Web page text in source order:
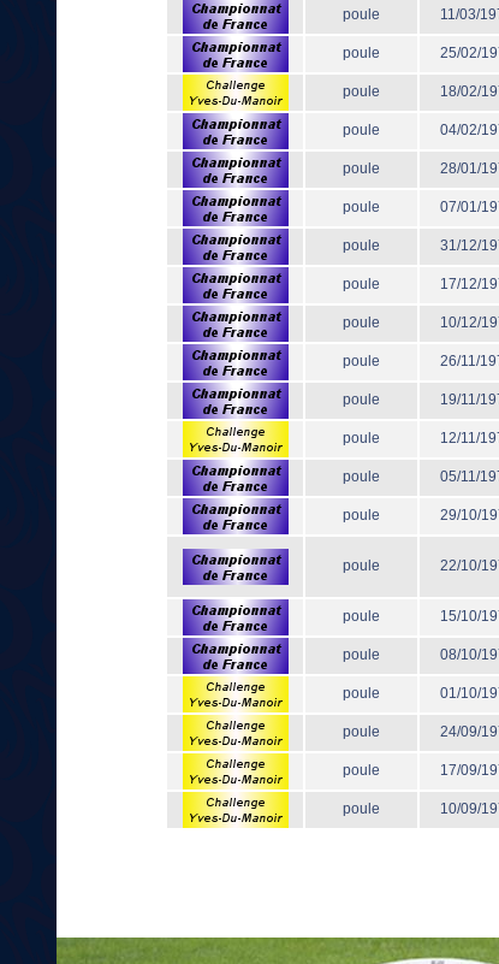
poule 11/03/
poule 25/02/
poule 18/02/
poule 04/02/
poule 28/01/
poule 07/01/
poule 31/12/
poule 17/12/
poule 10/12/
poule 26/11/
poule 19/11/
poule 12/11/
poule 05/11/
poule 29/10/
poule 22/10/
poule 15/10/
poule 08/10/
poule 01/10/
poule 24/09/
poule 17/09/
poule 10/09/